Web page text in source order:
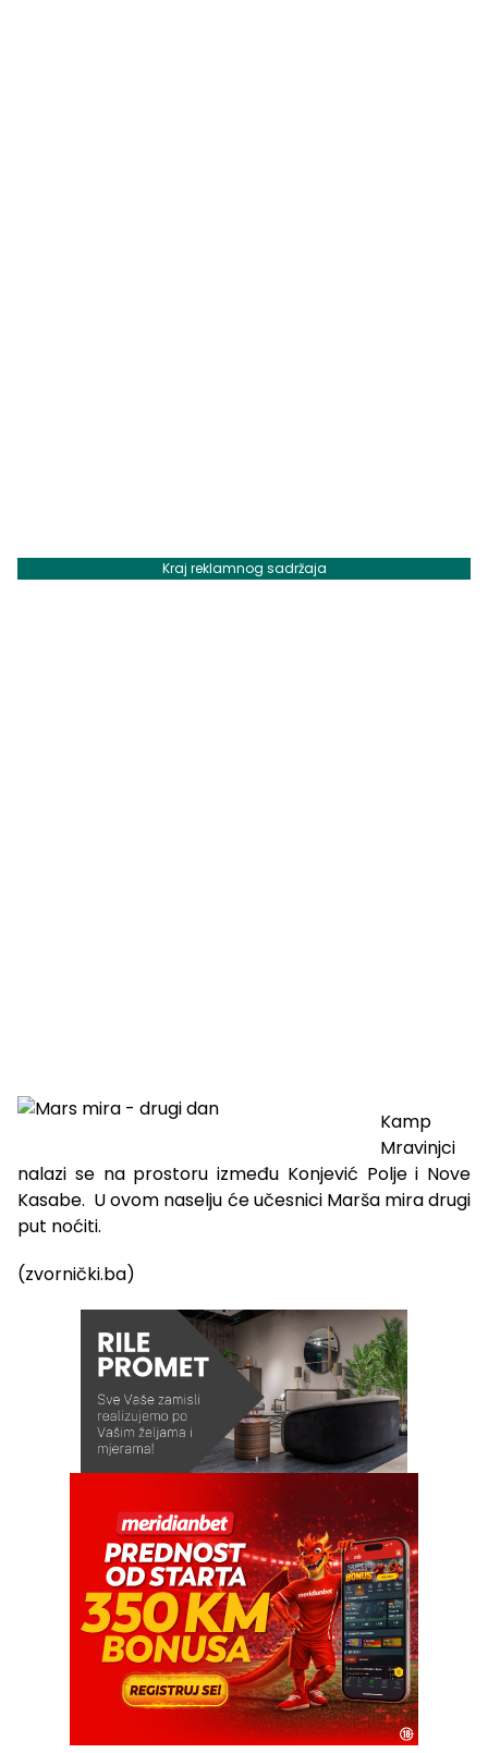
Kraj reklamnog sadržaja
Kamp
Mravinjci
nalazi se na prostoru između Konjević Polje i Nove
Kasabe. U ovom naselju će učesnici Marša mira drugi
put noćiti.
(zvornički.ba)